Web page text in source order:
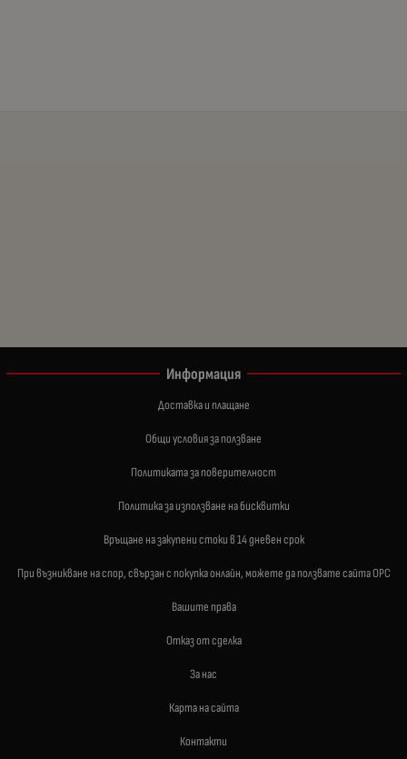
Информация
Доставка и плащане
Общи условия за ползване
Политиката за поверителност
Политика за използване на бисквитки
Връщане на закупени стоки в 14 дневен срок
При възникване на спор, свързан с покупка онлайн, можете да ползвате сайта ОРС
Вашите права
Отказ от сделка
За нас
Карта на сайта
Контакти